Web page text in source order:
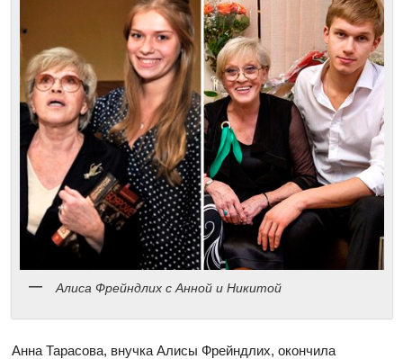
Алиса Фрейндлих c Анной и Никитой
Анна Тарасова, внучка Алисы Фрейндлих, окончила